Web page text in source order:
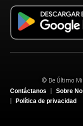
© De Último
Contáctanos
Sobre
Política de privacidad